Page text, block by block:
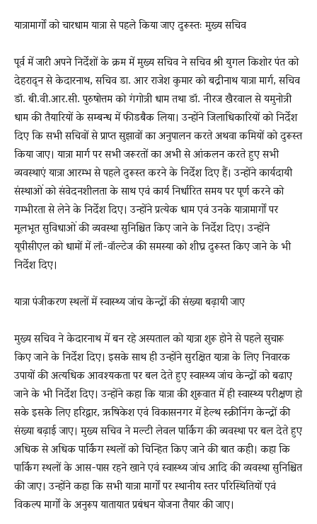
यात्रामार्गों को चारधाम यात्रा से पहले किया जाए दुरूस्तः मुख्य सचिव
पूर्व में जारी अपने निर्देशों के क्रम में मुख्य सचिव ने सचिव श्री युगल किशोर पंत को
देहरादून से केदारनाथ, सचिव डा. आर राजेश कुमार को बद्रीनाथ यात्रा मार्ग, सचिव
डॉ. बी.वी.आर.सी. पुरुषोत्तम को गंगोत्री धाम तथा डॉ. नीरज खैरवाल से यमुनोत्री
धाम की तैयारियों के सम्बन्ध में फीडबैक लिया। उन्होंने जिलाधिकारियों को निर्देश
दिए कि सभी सचिवों से प्राप्त सुझावों का अनुपालन करते अथवा कमियों को दुरूस्त
किया जाए। यात्रा मार्ग पर सभी जरूरतों का अभी से आंकलन करते हुए सभी
व्यवस्थाएं यात्रा आरम्भ से पहले दुरूस्त करने के निर्देश दिए हैं। उन्होंने कार्यदायी
संस्थाओं को संवेदनशीलता के साथ एवं कार्य निर्धारित समय पर पूर्ण करने को
गम्भीरता से लेने के निर्देश दिए। उन्होंने प्रत्येक धाम एवं उनके यात्रामार्गों पर
मूलभूत सुविधाओं की व्यवस्था सुनिश्चित किए जाने के निर्देश दिए। उन्होंने
यूपीसीएल को धामों में लॉ-वॉल्टेज की समस्या को शीघ्र दुरूस्त किए जाने के भी
निर्देश दिए।
यात्रा पंजीकरण स्थलों में स्वास्थ्य जांच केन्द्रों की संख्या बढ़ायी जाए
मुख्य सचिव ने केदारनाथ में बन रहे अस्पताल को या़त्रा शुरू होने से पहले सुचारू
किए जाने के निर्देश दिए। इसके साथ ही उन्होंने सुरक्षित या़त्रा के लिए निवारक
उपायों की अत्यधिक आवश्यकता पर बल देते हुए स्वास्थ्य जांच केन्द्रों को बढाए
जाने के भी निर्देश दिए। उन्होंने कहा कि यात्रा की शुरूवात में ही स्वास्थ्य परीक्षण हो
सके इसके लिए हरिद्वार, ऋषिकेश एवं विकासनगर में हेल्थ स्क्रीनिंग केन्द्रों की
संख्या बढ़ाई जाए। मुख्य सचिव ने मल्टी लेवल पार्किंग की व्यवस्था पर बल देते हुए
अधिक से अधिक पार्किंग स्थलों को चिन्हित किए जाने की बात कही। कहा कि
पार्किंग स्थलों के आस-पास रहने खाने एवं स्वास्थ्य जांच आदि की व्यवस्था सुनिश्चित
की जाए। उन्होंने कहा कि सभी यात्रा मार्गों पर स्थानीय स्तर परिस्थितियों एवं
विकल्प मार्गों के अनुरूप यातायात प्रबंधन योजना तैयार की जाए।